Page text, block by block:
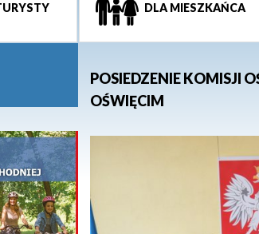
DLA MIESZKAŃCA
POSIEDZENIE KOMISJI
OŚWIĘCIM